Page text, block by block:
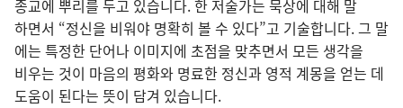
종교에 뿌리를 두고 있습니다. 한 저술가는 묵상에 대해 말
하면서 “정신을 비워야 명확히 볼 수 있다”고 기술합니다. 그 말
에는 특정한 단어나 이미지에 초점을 맞추면서 모든 생각을
비우는 것이 마음의 평화와 명료한 정신과 영적 계몽을 얻는 데
도움이 된다는 뜻이 담겨 있습니다.